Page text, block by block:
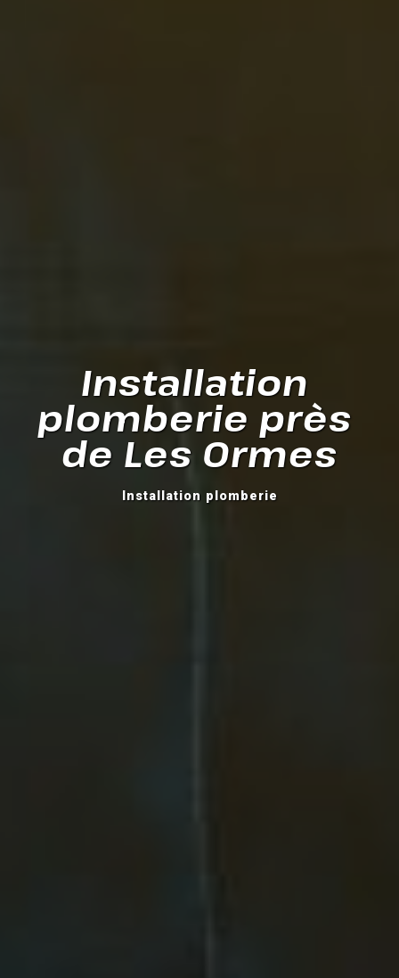
Installation
plomberie près
de Les Ormes
Installation plomberie